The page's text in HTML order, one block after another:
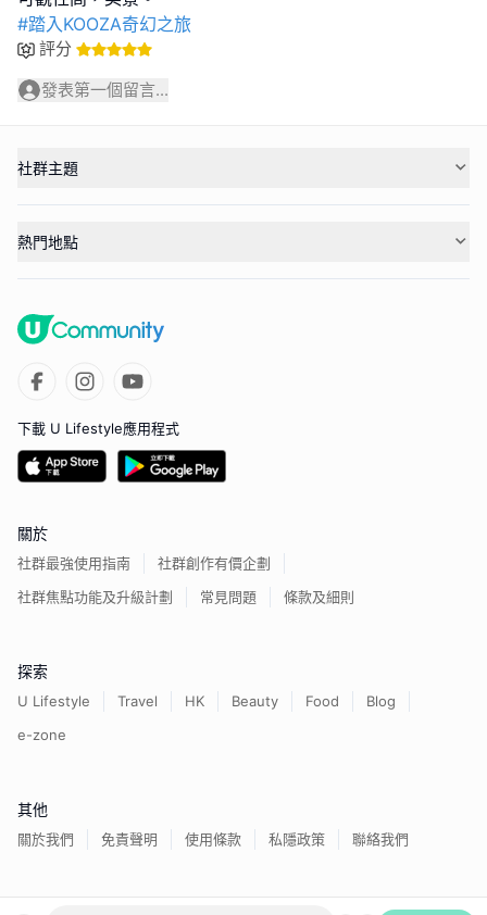
#踏入KOOZA奇幻之旅
評分
發表第一個留言...
社群主題
熱門地點
下載 U Lifestyle應用程式
關於
社群最強使用指南
社群創作有價企劃
社群焦點功能及升級計劃
常見問題 條款及細則
探索
U Lifestyle Travel HK Beauty Food
Blog
e-zone
其他
關於我們 免責聲明 使用條款 私隱政策 聯絡我們